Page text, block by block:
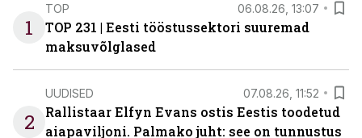
1
TOP 06.08.26, 13:07
TOP 231 | Eesti tööstussektori suuremad
maksuvõlglased
2
UUDISED 07.08.26, 11:52
Rallistaar Elfyn Evans ostis Eestis toodetud
aiapaviljoni. Palmako juht: see on tunnustus